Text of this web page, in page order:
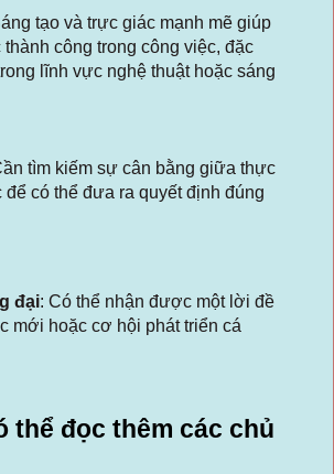
tạo và trực giác mạnh mẽ giúp
công trong công việc, đặc
lĩnh vực nghệ thuật hoặc sáng
tìm kiếm sự cân bằng giữa thực
để có thể đưa ra quyết định đúng
đại: Có thể nhận được một lời đề
mới hoặc cơ hội phát triển cá
thể đọc thêm các chủ